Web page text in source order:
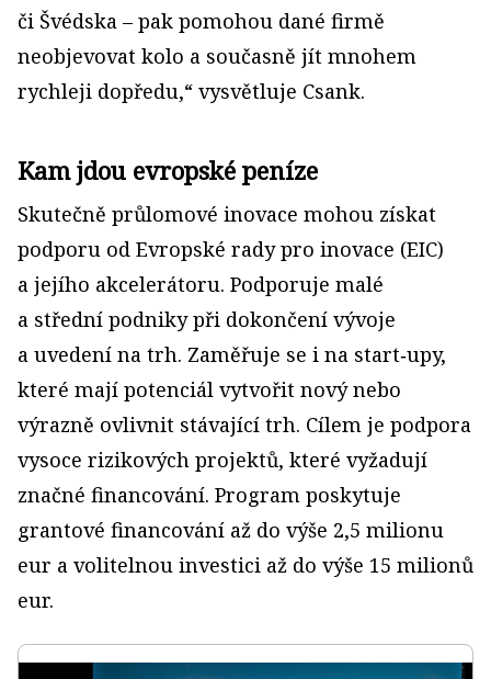
či Švédska – pak pomohou dané firmě
neobjevovat kolo a současně jít mnohem
rychleji dopředu,“ vysvětluje Csank.
Kam jdou evropské peníze
Skutečně průlomové inovace mohou získat
podporu od Evropské rady pro inovace (EIC)
a jejího akcelerátoru. Podporuje malé
a střední podniky při dokončení vývoje
a uvedení na trh. Zaměřuje se i na start‑upy,
které mají potenciál vytvořit nový nebo
výrazně ovlivnit stávající trh. Cílem je podpora
vysoce rizikových projektů, které vyžadují
značné financování. Program poskytuje
grantové financování až do výše 2,5 milionu
eur a volitelnou investici až do výše 15 milionů
eur.